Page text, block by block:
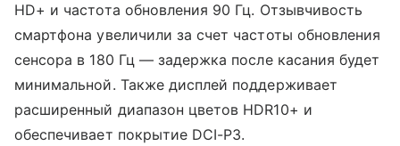
HD+ и частота обновления 90 Гц. Отзывчивость
смартфона увеличили за счет частоты обновления
сенсора в 180 Гц — задержка после касания будет
минимальной. Также дисплей поддерживает
расширенный диапазон цветов HDR10+ и
обеспечивает покрытие DCI-P3.